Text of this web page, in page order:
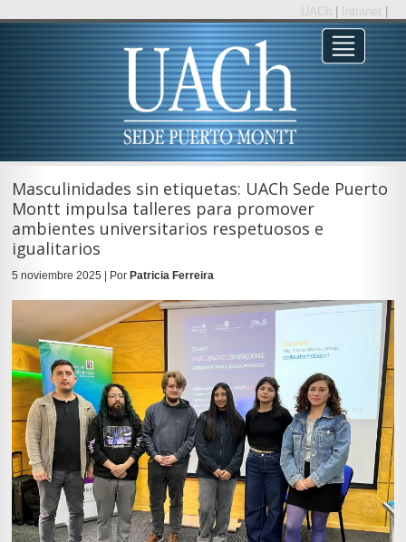
UACh Intranet
Masculinidades sin etiquetas: UACh Sede Puerto
Montt impulsa talleres para promover
ambientes universitarios respetuosos e
igualitarios
5 noviembre 2025 | Por Patricia Ferreira